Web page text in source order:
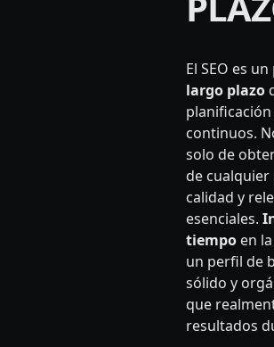
El SEO es
largo plazo
continuos.
solo de
de cualquier
calidad y
esenciales.
tiempoen la
un perfil de
sólido y
que
resultados